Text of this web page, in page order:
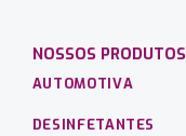
NOSSOS PRODUTOS
AUTOMOTIVA
DESINFETANTES